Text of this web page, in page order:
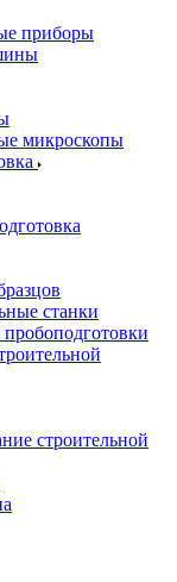
приборы
микроскопы
станки
строительной